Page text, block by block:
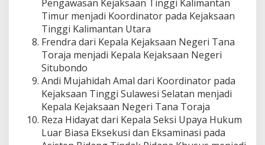
Pengawasan Kejaksaan Tinggi Kalimantan
Timur menjadi Koordinator pada Kejaksaan
Tinggi Kalimantan Utara
Frendra dari Kepala Kejaksaan Negeri Tana
Toraja menjadi Kepala Kejaksaan Negeri
Situbondo
Andi Mujahidah Amal dari Koordinator pada
Kejaksaan Tinggi Sulawesi Selatan menjadi
Kepala Kejaksaan Negeri Tana Toraja
Reza Hidayat dari Kepala Seksi Upaya Hukum
Luar Biasa Eksekusi dan Eksaminasi pada